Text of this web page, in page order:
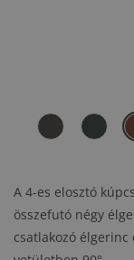
A 4-es elosztó
összefutó négy
csatlakozó élgerinc